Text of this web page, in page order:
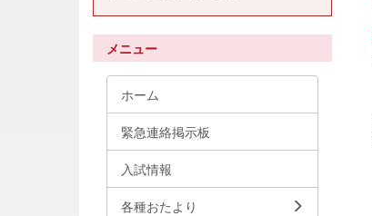
メニュー
ホーム
緊急連絡掲示板
入試情報
各種おたより